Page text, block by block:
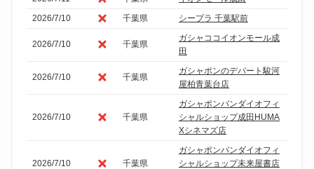
2026/7/10
千葉県 シープラ 千葉駅前
2026/7/10 千葉県
ガシャココイオンモール成
田
2026/7/10 千葉県
ガシャポンのデパート駿河
屋柏青葉台店
2026/7/10 千葉県
ガシャポンバンダイオフィ
シャルショップ成田HUMA
Xシネマズ店
2026/7/10 千葉県
ガシャポンバンダイオフィ
シャルショップ未来屋書店